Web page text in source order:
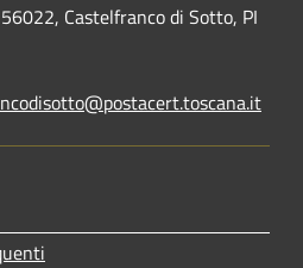
Castelfranco di Sotto, PI